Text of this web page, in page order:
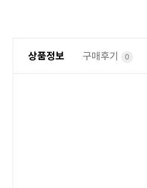
상품정보 구매후기 0